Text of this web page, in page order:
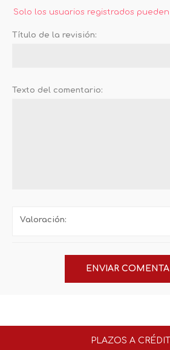
Solo los usuarios registrados
Título de la revisión:
Texto del comentario:
Valoración:
PLAZOS A